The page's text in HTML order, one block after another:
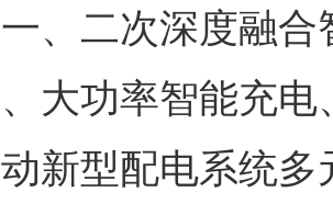
、二次深度融
大功率智能充
新型配电系统